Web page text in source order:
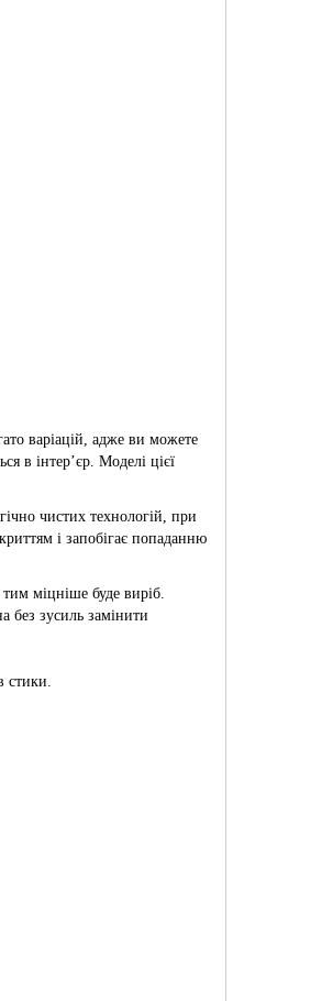
варіацій, адже ви можете
в інтер’єр. Моделі цієї
чистих технологій, при
і запобігає попаданню
міцніше буде виріб.
без зусиль замінити
стики.